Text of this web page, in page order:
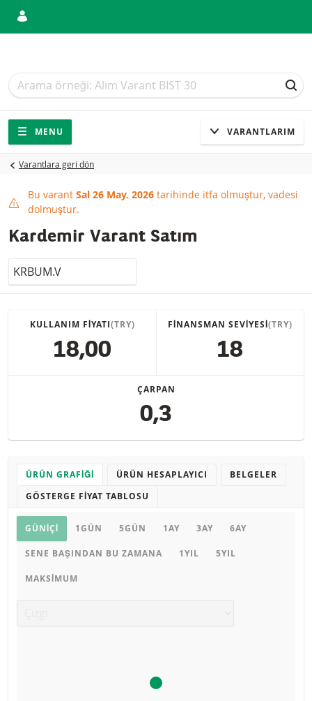
Arama
Arama
Gezinti
Sitede gezinti
MENU VARANTLARIM
Varantlara geri dön
This product has expired
Bu varant Sal 26 May. 2026 tarihinde itfa olmuştur, vadesi
dolmuştur.
Kardemir Varant Satım
LocalCode
KULLANIM FIYATI(TRY)
18,00
FINANSMAN SEVIYESI(TRY)
18
ÇARPAN
0,3
ÜRÜN GRAFIĞI ÜRÜN HESAPLAYICI
BELGELER
GÖSTERGE FIYAT TABLOSU
Ürün grafiği
GÜNIÇI 1GÜN 5GÜN 1AY 3AY 6AY
SENE BAŞINDAN BU ZAMANA 1YIL 5YIL
MAKSIMUM